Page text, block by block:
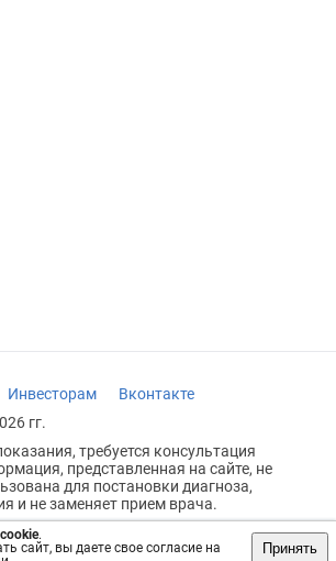
cookie.
сайт, вы даете свое согласие на
Принять
Инвесторам
Вконтакте
гг.
требуется консультация
представленная на сайте, не
для постановки диагноза,
и не заменяет прием врача.
18+